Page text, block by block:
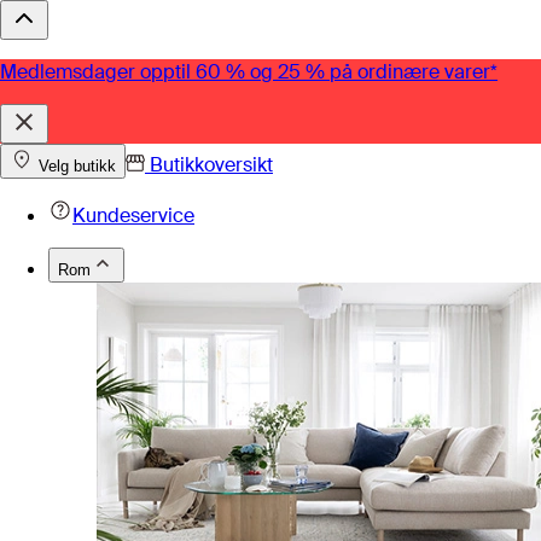
Medlemsdager opptil 60 % og 25 % på ordinære varer*
Velg butikk
Butikkoversikt
Kundeservice
Rom